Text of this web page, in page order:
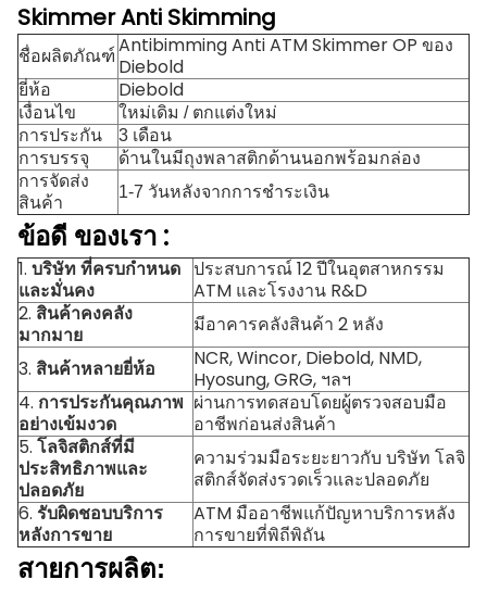
Skimmer Anti Skimming
ชื่อผลิตภัณฑ์ Antibimming Anti ATM Skimmer OP ของ
Diebold
ยี่ห้อ
Diebold
เงื่อนไข
ใหม่เดิม / ตกแต่งใหม่
การประกัน
3 เดือน
การบรรจุ
ด้านในมีถุงพลาสติกด้านนอกพร้อมกล่อง
การจัดส่ง
สินค้า
1-7 วันหลังจากการชำระเงิน
ข้อดี ของเรา :
1. บริษัท ที่ครบกำหนด
และมั่นคง
ประสบการณ์ 12 ปีในอุตสาหกรรม
ATM และโรงงาน R&D
2. สินค้าคงคลัง
มากมาย
มีอาคารคลังสินค้า 2 หลัง
3. สินค้าหลายยี่ห้อ
NCR, Wincor, Diebold, NMD,
Hyosung, GRG, ฯลฯ
4. การประกันคุณภาพ
อย่างเข้มงวด
ผ่านการทดสอบโดยผู้ตรวจสอบมือ
อาชีพก่อนส่งสินค้า
5. โลจิสติกส์ที่มี
ประสิทธิภาพและ
ปลอดภัย
ความร่วมมือระยะยาวกับ บริษัท โลจิ
สติกส์จัดส่งรวดเร็วและปลอดภัย
6. รับผิดชอบบริการ
หลังการขาย
ATM มืออาชีพแก้ปัญหาบริการหลัง
การขายที่พิถีพิถัน
สายการผลิต: